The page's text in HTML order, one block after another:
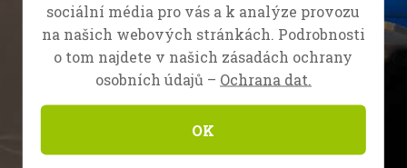
sociální média pro vás a k analýze provozu
na našich webových stránkách. Podrobnosti
o tom najdete v našich zásadách ochrany
osobních údajů – Ochrana dat.
OK